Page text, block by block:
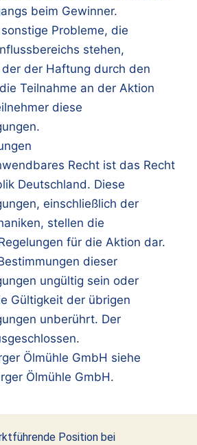
beim Gewinner.
Probleme, die
stehen,
der Haftung durch den
Teilnahme an der Aktion
diese
Recht ist das Recht
Deutschland. Diese
einschließlich der
stellen die
für die Aktion dar.
dieser
ungültig sein oder
Gültigkeit der übrigen
unberührt. Der
Ölmühle GmbH siehe
Ölmühle GmbH.
Position bei